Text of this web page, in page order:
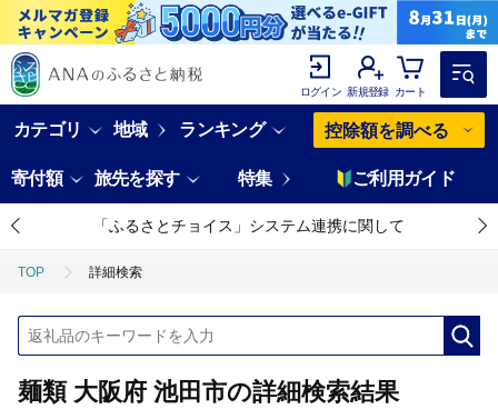
ログイン 新規登録 カート
カテゴリ 地域 ランキング 控除額を調べる
寄付額 旅先を探す 特集 ご利用ガイド
「ふるさとチョイス」システム連携に関して
TOP 詳細検索
麺類 大阪府 池田市の詳細検索結果